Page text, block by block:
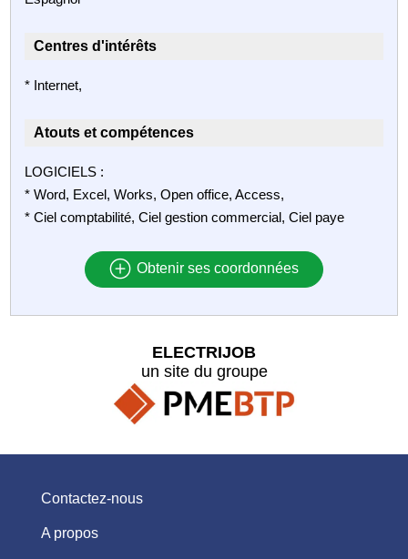
Centres d'intérêts
* Internet,
Atouts et compétences
LOGICIELS :
* Word, Excel, Works, Open office, Access,
* Ciel comptabilité, Ciel gestion commercial, Ciel paye
Obtenir ses coordonnées
ELECTRIJOB
un site du groupe
Contactez-nous
A propos